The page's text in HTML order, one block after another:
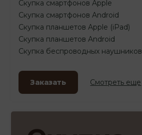
Скупка смартфонов Apple
Скупка смартфонов Android
Скупка планшетов Apple (iPad)
Скупка планшетов Android
Скупка беспроводных наушников
Заказать Смотреть еще